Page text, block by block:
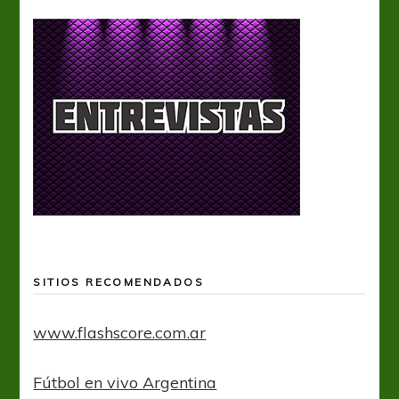
SITIOS RECOMENDADOS
www.flashscore.com.ar
Fútbol en vivo Argentina